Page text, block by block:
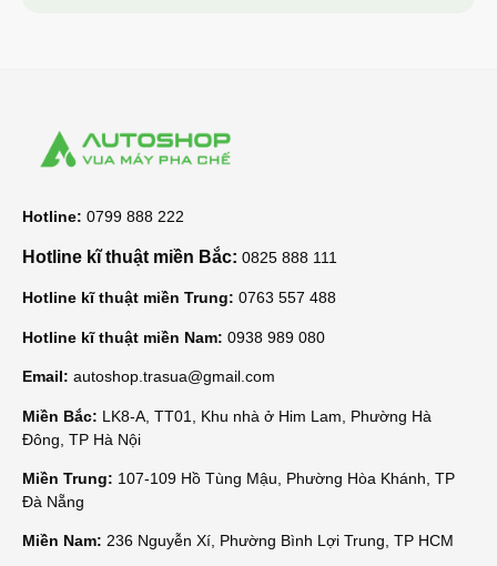
Hotline: 0799 888 222
Hotline kĩ thuật miền Bắc: 0825 888 111
Hotline kĩ thuật miền Trung: 0763 557 488
Hotline kĩ thuật miền Nam: 0938 989 080
Email: autoshop.trasua@gmail.com
Miền Bắc: LK8-A, TT01, Khu nhà ở Him Lam, Phường Hà
Đông, TP Hà Nội
Miền Trung: 107-109 Hồ Tùng Mậu, Phường Hòa Khánh, TP
Đà Nẵng
Miền Nam: 236 Nguyễn Xí, Phường Bình Lợi Trung, TP HCM